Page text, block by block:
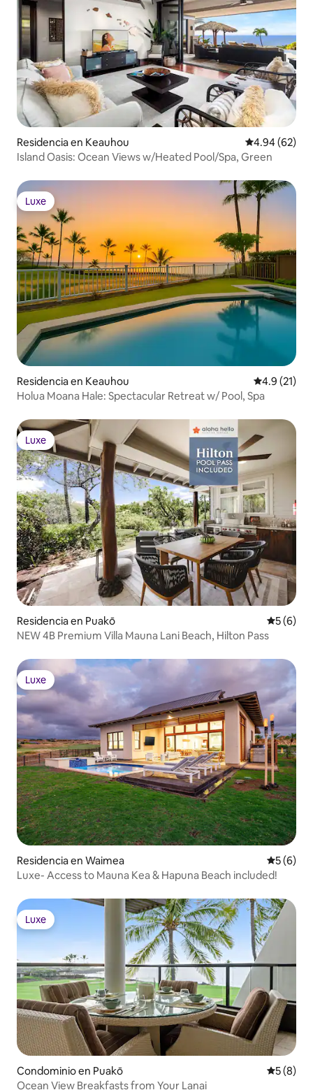
Residencia en Keauhou Calificación
4.94 (62)
Island Oasis: Ocean Views w/Heated Pool/Spa, Green
Luxe
Luxe
Residencia en Keauhou Calificación
4.9 (21)
Holua Moana Hale: Spectacular Retreat w/ Pool, Spa
Luxe
Luxe
Residencia en Puakō
5 (6)
NEW 4B Premium Villa Mauna Lani Beach, Hilton Pass
Luxe
Luxe
Residencia en Waimea
5 (6)
Luxe- Access to Mauna Kea & Hapuna Beach included!
Luxe
Luxe
Condominio en Puakō
5 (8)
Ocean View Breakfasts from Your Lanai